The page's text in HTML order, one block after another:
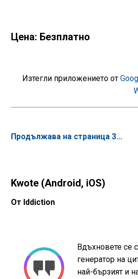
Цена: Безплатно
Изтегли приложението от
Продължава на страница 3...
Kwote (Android, iOS)
От Iddiction
Вдъхновете се
генератор на
най-бързият и